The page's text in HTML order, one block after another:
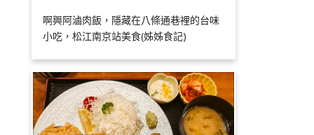
啊興阿滷肉飯，隱藏在八條通巷裡的台味
小吃，松江南京站美食(姊姊食記)